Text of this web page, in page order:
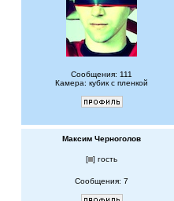
Сообщения: 111
Камера: кубик с пленкой
Максим Черноголов
[ ] гость
Сообщения: 7